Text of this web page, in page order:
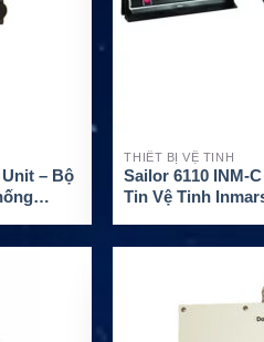
– Bộ
THIẾT BỊ VỆ TINH
Sailor 6110 INM-
Tin Vệ Tinh